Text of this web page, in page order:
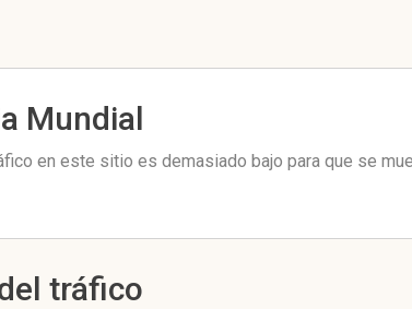
Mundial
en este sitio es demasiado bajo para que se
tráfico